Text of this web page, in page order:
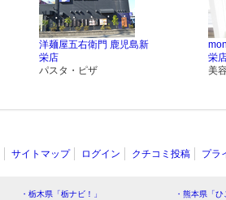
洋麺屋五右衛門 鹿児島新
栄店
パスタ・ピザ
栄
美
サイトマップ ログイン クチコミ投稿 プラ
・栃木県「栃ナビ！」
・熊本県「